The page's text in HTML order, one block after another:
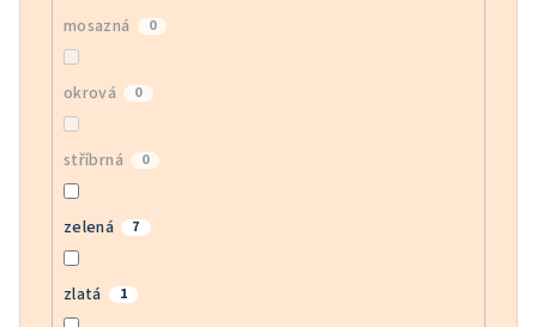
mosazná 0
okrová 0
stříbrná 0
zelená 7
zlatá 1